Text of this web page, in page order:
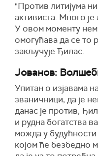
"Против литијума
активиста. Много
У овом моменту
омогућава да се то
закључује Ђилас.
Јованов:
Упитан о изјавама
званичници, да је
данас је против,
и рудна богатства
можда у будућности
којом ће безбедно